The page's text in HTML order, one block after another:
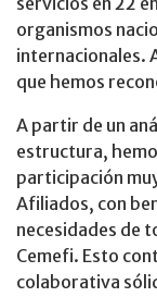
organismos
internacionales.
que hemos
A partir de un
estructura,
participación
Afiliados, con
necesidades de
Cemefi. Esto
colaborativa